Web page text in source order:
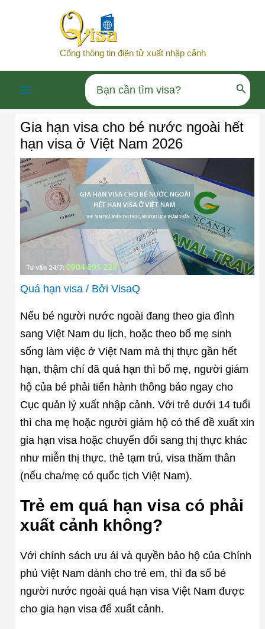
Cổng thông tin điện tử xuất nhập cảnh
Menu
Search
for:
Gia hạn visa cho bé nước ngoài hết
hạn visa ở Việt Nam 2026
Quá hạn visa/ Bởi VisaQ
Nếu bé người nước ngoài đang theo gia đình
sang Việt Nam du lịch, hoặc theo bố mẹ sinh
sống làm việc ở Việt Nam mà thị thực gần hết
hạn, thậm chí đã quá hạn thì bố mẹ, người giám
hộ của bé phải tiến hành thông báo ngay cho
Cục quản lý xuất nhập cảnh. Với trẻ dưới 14 tuổi
thì cha mẹ hoặc người giám hộ có thể đề xuất xin
gia hạn visa hoặc chuyển đổi sang thị thực khác
như miễn thị thực, thẻ tạm trú, visa thăm thân
(nếu cha/mẹ có quốc tịch Việt Nam).
Trẻ em quá hạn visa có phải
xuất cảnh không?
Với chính sách ưu ái và quyền bảo hộ của Chính
phủ Việt Nam dành cho trẻ em, thì đa số bé
người nước ngoài quá hạn visa Việt Nam được
cho gia hạn visa để xuất cảnh.